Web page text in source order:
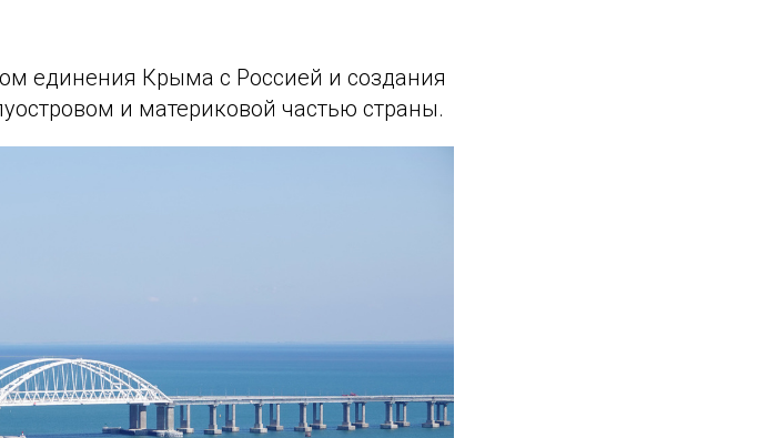
единения Крыма с Россией и создания
и материковой частью страны.